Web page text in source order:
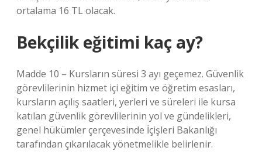
ortalama 16 TL olacak.
Bekçilik eğitimi kaç ay?
Madde 10 – Kursların süresi 3 ayı geçemez. Güvenlik
görevlilerinin hizmet içi eğitim ve öğretim esasları,
kursların açılış saatleri, yerleri ve süreleri ile kursa
katılan güvenlik görevlilerinin yol ve gündelikleri,
genel hükümler çerçevesinde İçişleri Bakanlığı
tarafından çıkarılacak yönetmelikle belirlenir.